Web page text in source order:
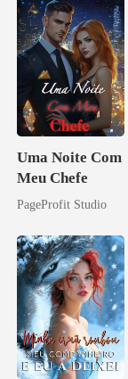
Uma Noite Com
Meu Chefe
PageProfit Studio